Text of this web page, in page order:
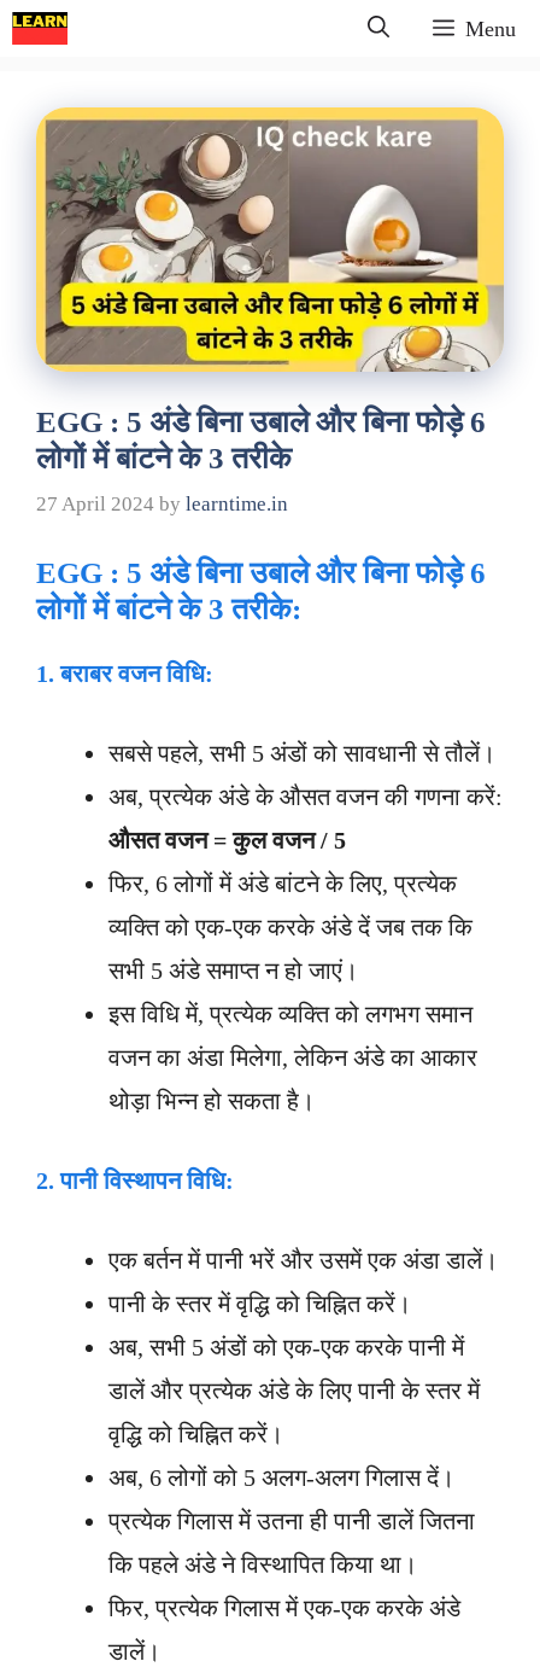
Skip
to
Menu
EGG : 5 अंडे बिना उबाले और बिना फोड़े 6
लोगों में बांटने के 3 तरीके
27 April 2024 by learntime.in
EGG : 5 अंडे बिना उबाले और बिना फोड़े 6
लोगों में बांटने के 3 तरीके:
1.बराबर वजन विधि:
सबसे पहले, सभी 5 अंडों को सावधानी से तौलें।
अब, प्रत्येक अंडे के औसत वजन की गणना करें:
औसत वजन = कुल वजन / 5
फिर, 6 लोगों में अंडे बांटने के लिए, प्रत्येक
व्यक्ति को एक-एक करके अंडे दें जब तक कि
सभी 5 अंडे समाप्त न हो जाएं।
इस विधि में, प्रत्येक व्यक्ति को लगभग समान
वजन का अंडा मिलेगा, लेकिन अंडे का आकार
थोड़ा भिन्न हो सकता है।
2.पानी विस्थापन विधि:
एक बर्तन में पानी भरें और उसमें एक अंडा डालें।
पानी के स्तर में वृद्धि को चिह्नित करें।
अब, सभी 5 अंडों को एक-एक करके पानी में
डालें और प्रत्येक अंडे के लिए पानी के स्तर में
वृद्धि को चिह्नित करें।
अब, 6 लोगों को 5 अलग-अलग गिलास दें।
प्रत्येक गिलास में उतना ही पानी डालें जितना
कि पहले अंडे ने विस्थापित किया था।
फिर, प्रत्येक गिलास में एक-एक करके अंडे
डालें।